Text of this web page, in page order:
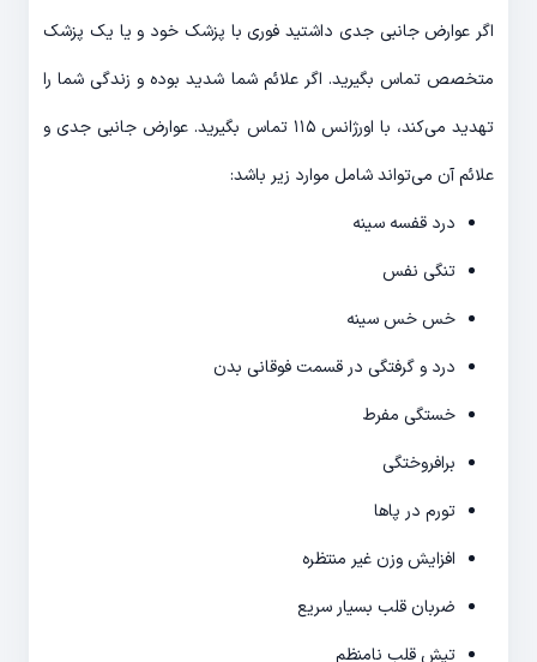
اگر عوارض جانبی جدی داشتید فوری با پزشک خود و یا یک پزشک
متخصص تماس بگیرید. اگر علائم شما شدید بوده و زندگی شما را
تهدید می‌کند، با اورژانس ۱۱۵ تماس بگیرید. عوارض جانبی جدی و
علائم آن می‌تواند شامل موارد زیر باشد:
درد قفسه سینه
تنگی نفس
خس خس سینه
درد و گرفتگی در قسمت فوقانی بدن
خستگی مفرط
برافروختگی
تورم در پاها
افزایش وزن غیر منتظره
ضربان قلب بسیار سریع
تپش قلب نامنظم